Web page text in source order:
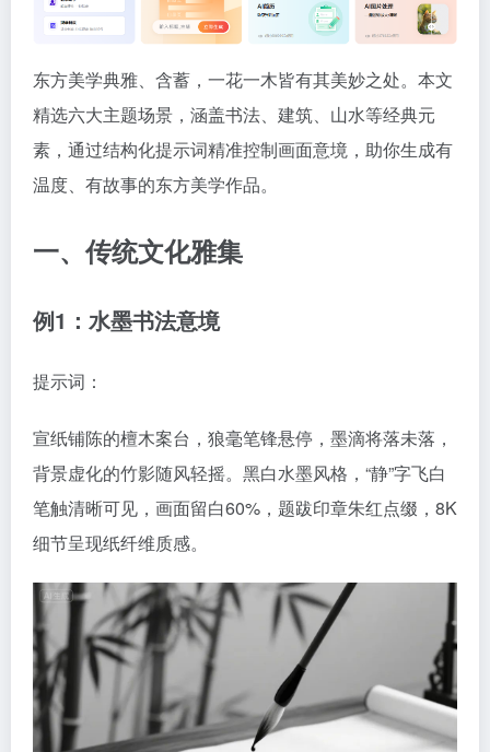
东方美学典雅、含蓄，一花一木皆有其美妙之处。本文
精选六大主题场景，涵盖书法、建筑、山水等经典元
素，通过结构化提示词精准控制画面意境，助你生成有
温度、有故事的东方美学作品。
一、传统文化雅集
例1：水墨书法意境
提示词：
宣纸铺陈的檀木案台，狼毫笔锋悬停，墨滴将落未落，
背景虚化的竹影随风轻摇。黑白水墨风格，“静”字飞白
笔触清晰可见，画面留白60%，题跋印章朱红点缀，8K
细节呈现纸纤维质感。